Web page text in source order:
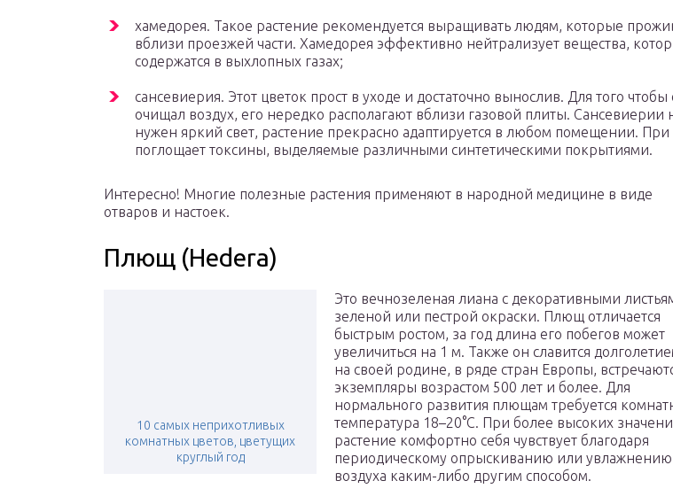
хамедорея. Такое растение рекомендуется выращивать людям, которые
вблизи проезжей части. Хамедорея эффективно нейтрализует вещества,
содержатся в выхлопных газах;
сансевиерия. Этот цветок прост в уходе и достаточно вынослив. Для того чтобы
очищал воздух, его нередко располагают вблизи газовой плиты. Сансевиерии
нужен яркий свет, растение прекрасно адаптируется в любом помещении. При
поглощает токсины, выделяемые различными синтетическими покрытиями.
Интересно! Многие полезные растения применяют в народной медицине в виде
отваров и настоек.
Плющ (Hedera)
10 самых неприхотливых
комнатных цветов, цветущих
круглый год
Это вечнозеленая лиана с декоративными
зеленой или пестрой окраски. Плющ отличается
быстрым ростом, за год длина его побегов может
увеличиться на 1 м. Также он славится
на своей родине, в ряде стран Европы,
экземпляры возрастом 500 лет и более. Для
нормального развития плющам требуется
температура 18–20°С. При более высоких
растение комфортно себя чувствует благодаря
периодическому опрыскиванию или увлажнению
воздуха каким-либо другим способом.